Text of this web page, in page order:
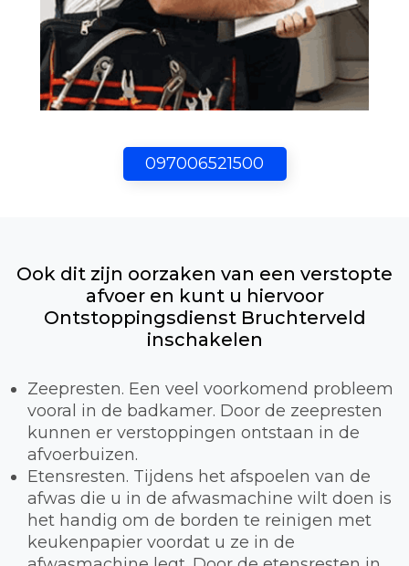
097006521500
Ook dit zijn oorzaken van een verstopte
afvoer en kunt u hiervoor
Ontstoppingsdienst Bruchterveld
inschakelen
Zeepresten. Een veel voorkomend probleem
vooral in de badkamer. Door de zeepresten
kunnen er verstoppingen ontstaan in de
afvoerbuizen.
Etensresten. Tijdens het afspoelen van de
afwas die u in de afwasmachine wilt doen is
het handig om de borden te reinigen met
keukenpapier voordat u ze in de